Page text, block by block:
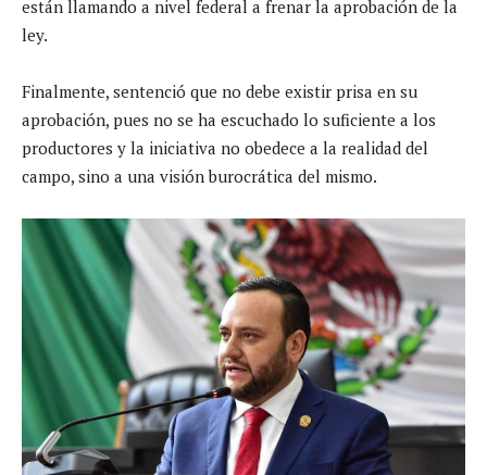
están llamando a nivel federal a frenar la aprobación de la
ley.
Finalmente, sentenció que no debe existir prisa en su
aprobación, pues no se ha escuchado lo suficiente a los
productores y la iniciativa no obedece a la realidad del
campo, sino a una visión burocrática del mismo.